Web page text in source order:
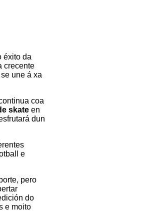
éxito da
crecente
une á xa
coa
skate en
dun
e
pero
do
e moito